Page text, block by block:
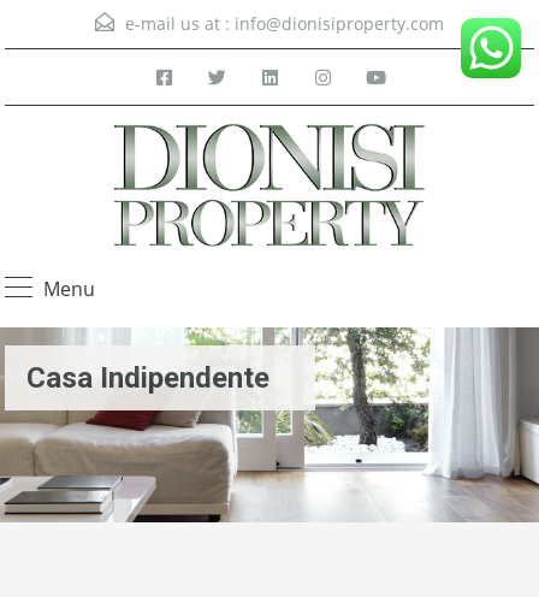
e-mail us at : info@dionisiproperty.com
Menu
Casa Indipendente